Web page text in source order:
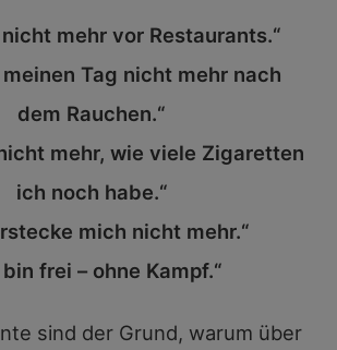
mehr vor Restaurants.“
meinen Tag nicht mehr nach
dem Rauchen.“
mehr, wie viele Zigaretten
ich noch habe.“
mich nicht mehr.“
bin frei – ohne Kampf.“
sind der Grund, warum über